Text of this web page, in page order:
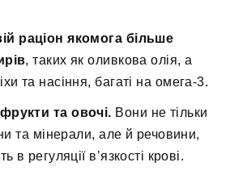
раціон якомога більше
, таких як оливкова олія, а
та насіння, багаті на омега-3.
та овочі. Вони не тільки
та мінерали, але й речовини,
в регуляції в’язкості крові.